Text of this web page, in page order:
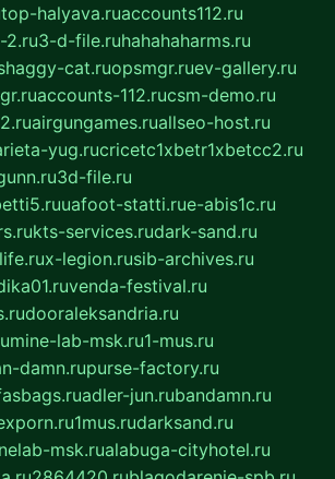
top-halyava.ruaccounts112.ru
2.ru3-d-file.ruhahahaharms.ru
cat.ruopsmgr.ruev-gallery.ru
accounts-112.rucsm-demo.ru
airgungames.ruallseo-host.ru
yug.rucricetc1xbetr1xbetcc2.ru
3d-file.ru
uafoot-statti.rue-abis1c.ru
kts-services.rudark-sand.ru
x-legion.rusib-archives.ru
venda-festival.ru
dooraleksandria.ru
mine-lab-msk.ru1-mus.ru
damn.rupurse-factory.ru
adler-jun.rubandamn.ru
1mus.rudarksand.ru
msk.rualabuga-cityhotel.ru